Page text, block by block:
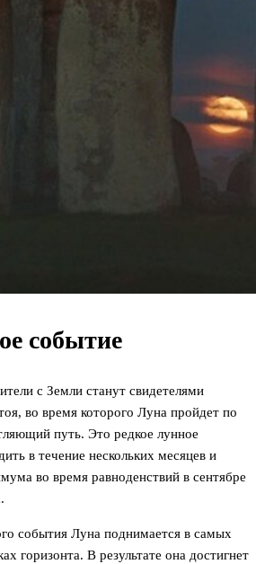
событие
с Земли станут свидетелями
во время которого Луна пройдет по
путь. Это редкое лунное
в течение нескольких месяцев и
во время равноденствий в сентябре
события Луна поднимается в самых
горизонта. В результате она достигнет